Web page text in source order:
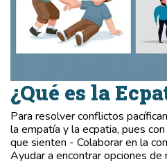
¿Qué es la
Para resolver conflictos
la empatía y la ecpatia, pues
que sienten - Colaborar en la
Ayudar a encontrar opciones de